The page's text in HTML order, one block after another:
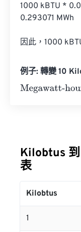
1000 kBTU *
0.293071 MWh
因此，1000
例子: 轉變 10
Megawatt-hours
Kilobtus
表
Kilobtus
1